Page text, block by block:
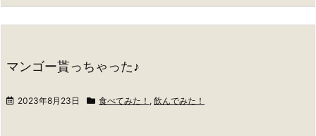
マンゴー貰っちゃった♪
2023年8月23日 食べてみた！ , 飲んでみた！